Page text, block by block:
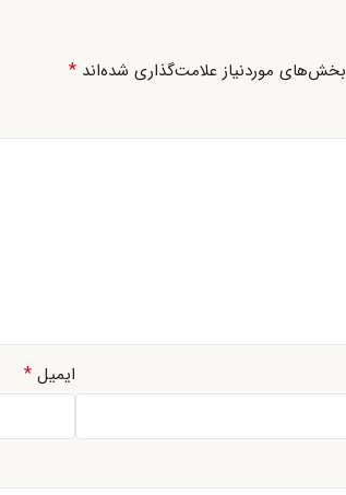
بخش‌های موردنیاز علامت‌گذاری شده‌اند *
ایمیل *